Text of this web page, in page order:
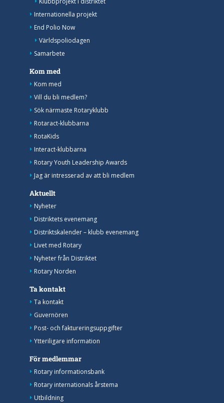
Internationella projekt
End Polio Now
Världspoliodagen
Samarbete
Kom med
Kom med
Vill du bli medlem?
Sök närmaste Rotaryklubb
Rotaract-klubbarna
RotaKids
Interact-klubbarna
Rotary Youth Leadership Awards
Jag är intresserad av att bli medlem
Aktuellt
Nyheter
Distriktets evenemang
Distriktskalender – klubb evenemang
Livet med Rotary
Nyheter från Distriktet
Rotary Norden
Ta kontakt
Ta kontakt
Guvernören
Post- och faktureringsuppgifter
Ytteriligare information
För medlemmar
Rotary informationsbank
Rotary internationals årstema
Utbildning